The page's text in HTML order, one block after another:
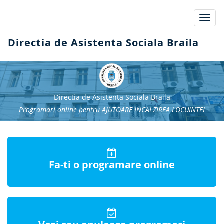
Directia de Asistenta Sociala Braila
Directia de Asistenta Sociala Braila
Programari online pentru AJUTOARE INCALZIREA LOCUINTEI
Fa-ti o programare online